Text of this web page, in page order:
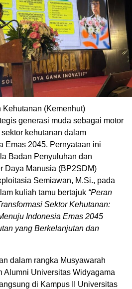
Kehutanan (Kemenhut)
generasi muda sebagai motor
kehutanan dalam
Emas 2045. Pernyataan ini
Badan Penyuluhan dan
Daya Manusia (BP2SDM)
Semiawan, M.Si., pada
kuliah tamu bertajuk “Peran
Sektor Kehutanan:
Indonesia Emas 2045
yang Berkelanjutan dan
dalam rangka Musyawarah
Alumni Universitas Widyagama
di Kampus II Universitas